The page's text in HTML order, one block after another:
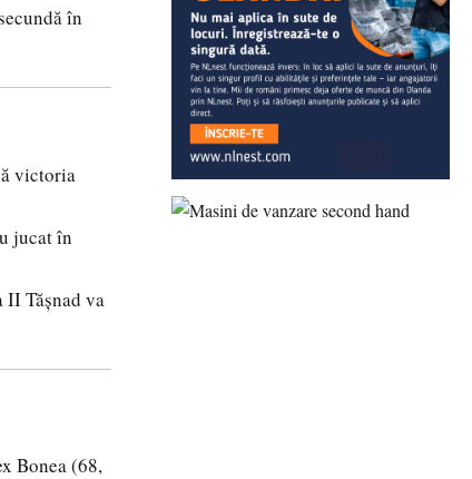
în
victoria
jucat în
II Tășnad va
Bonea (68,